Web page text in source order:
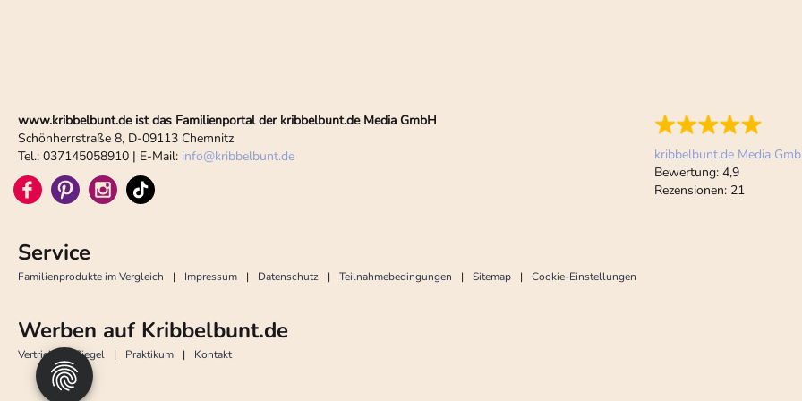
www.kribbelbunt.de ist das Familienportal der kribbelbunt.de Media GmbH
Schönherrstraße 8, D-09113 Chemnitz
Tel.: 037145058910 | E-Mail: info@kribbelbunt.de
Service
Familienprodukte im Vergleich Impressum Datenschutz Teilnahmebedingungen Sitemap Cookie-Einstellungen
Werben auf Kribbelbunt.de
Vertrieb Siegel Praktikum Kontakt
kribbelbunt.de Media
Bewertung: 4,9
Rezensionen: 21